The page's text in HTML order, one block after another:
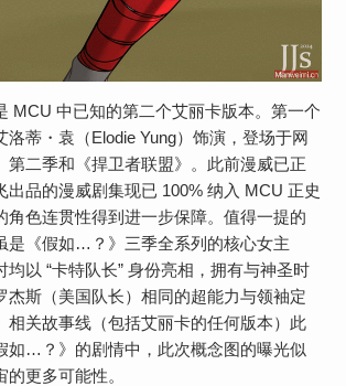
MCU 中已知的第二个艾丽卡版本。第一个
洛蒂・袁（Elodie Yung）饰演，登场于网
第二季和《捍卫者联盟》。此前漫威已正
出品的漫威剧集现已 100% 纳入 MCU 正史
角色连贯性得到进一步保障。值得一提的
是《假如…？》三季全系列的核心女主
均以 “卡特队长” 身份亮相，拥有与神圣时
杰斯（美国队长）相同的超能力与领袖定
相关故事线（包括艾丽卡的任何版本）此
如…？》的剧情中，此次概念图的曝光似
更多可能性。